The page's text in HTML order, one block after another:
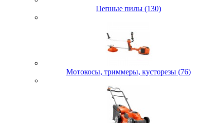
Цепные пилы (130)
Мотокосы, триммеры, кусторезы (76)